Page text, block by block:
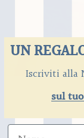
UN
Iscriviti alla
sul